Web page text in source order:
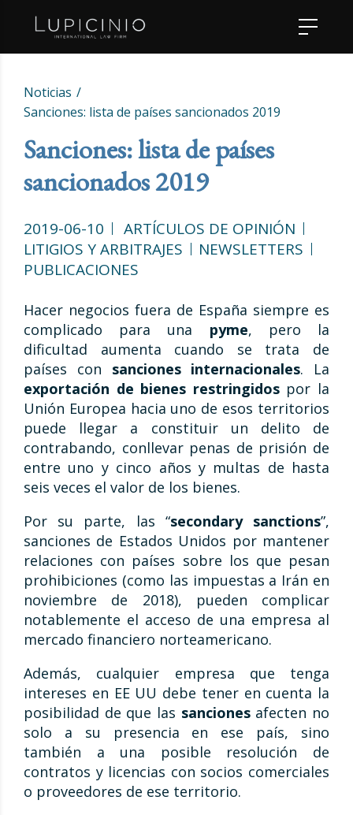
Noticias
Sanciones: lista de países sancionados 2019
Sanciones: lista de países
sancionados 2019
2019-06-10
ARTÍCULOS DE OPINIÓN
LITIGIOS Y ARBITRAJES
NEWSLETTERS
PUBLICACIONES
Hacer negocios fuera de España siempre es
complicado para una pyme, pero la
dificultad aumenta cuando se trata de
países con sanciones internacionales. La
exportación de bienes restringidos por la
Unión Europea hacia uno de esos territorios
puede llegar a constituir un delito de
contrabando, conllevar penas de prisión de
entre uno y cinco años y multas de hasta
seis veces el valor de los bienes.
Por su parte, las “secondary sanctions”,
sanciones de Estados Unidos por mantener
relaciones con países sobre los que pesan
prohibiciones (como las impuestas a Irán en
noviembre de 2018), pueden complicar
notablemente el acceso de una empresa al
mercado financiero norteamericano.
Además, cualquier empresa
que tenga
intereses en EE UU debe tener en cuenta la
posibilidad de que las sanciones afecten no
solo a su presencia en ese país, sino
también a una posible resolución de
contratos y licencias con socios comerciales
o proveedores de ese territorio.